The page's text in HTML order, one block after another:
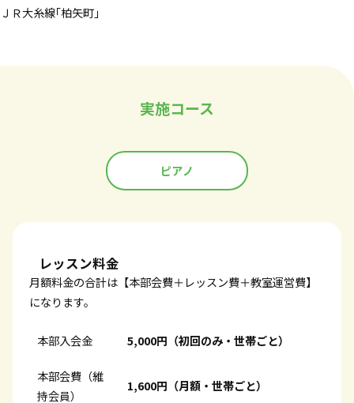
ＪＲ大糸線｢柏矢町｣
実施コース
ピアノ
レッスン料金
月額料金の合計は【本部会費＋レッスン費＋教室運営費】
になります。
本部入会金 5,000円（初回のみ・世帯ごと）
本部会費（維
持会員）
1,600円（月額・世帯ごと）